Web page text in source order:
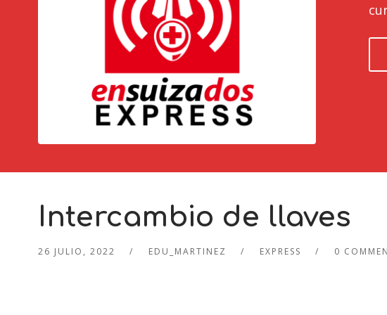
Intercambio de llaves
26 JULIO, 2022 EDU_MARTINEZ EXPRESS 0